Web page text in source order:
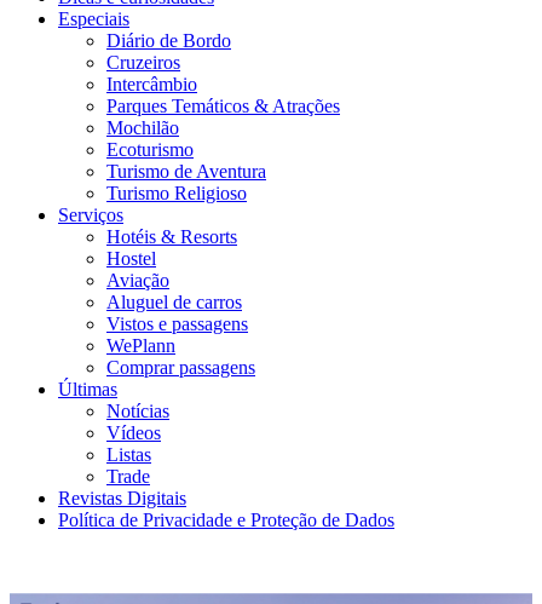
Especiais
Diário de Bordo
Cruzeiros
Intercâmbio
Parques Temáticos & Atrações
Mochilão
Ecoturismo
Turismo de Aventura
Turismo Religioso
Serviços
Hotéis & Resorts
Hostel
Aviação
Aluguel de carros
Vistos e passagens
WePlann
Comprar passagens
Últimas
Notícias
Vídeos
Listas
Trade
Revistas Digitais
Política de Privacidade e Proteção de Dados